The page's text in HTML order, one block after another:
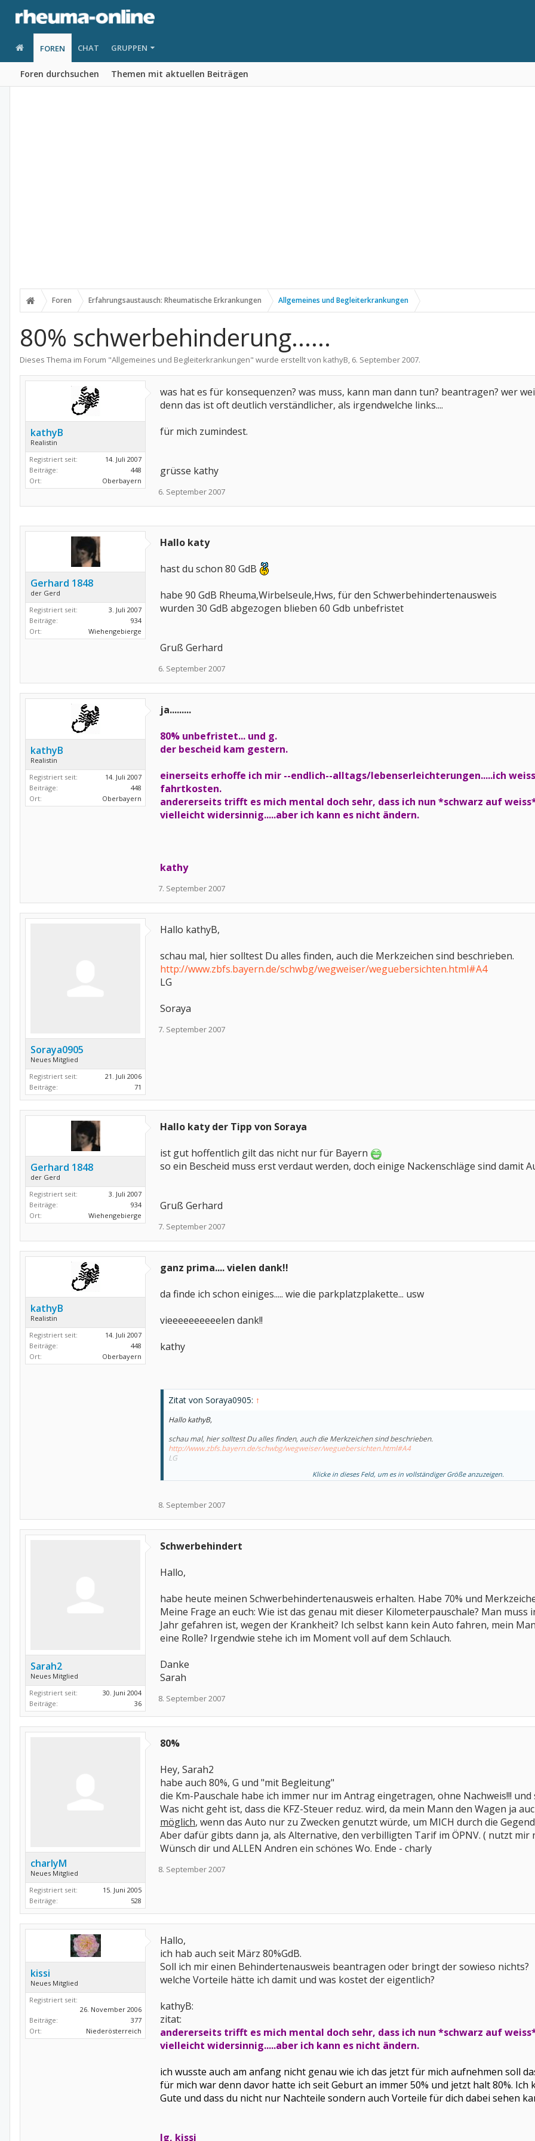
FOREN
Foren durchsuchen Themen mit aktuellen Beiträgen
CHAT GRUPPEN
Foren Erfahrungsaustausch: Rheumatische Erkrankungen Allgemeines und Begleiterkrankungen
80% schwerbehinderung......
Dieses Thema im Forum "Allgemeines und Begleiterkrankungen" wurde erstellt von kathyB, 6. September 2007.
kathyB
Realistin
Registriert seit:
14. Juli 2007
Beiträge:
448
Ort:
Oberbayern
was hat es für konsequenzen? was muss, kann man dann tun? beantragen? wer
denn das ist oft deutlich verständlicher, als irgendwelche links....
für mich zumindest.
grüsse kathy
6. September 2007
Gerhard 1848
der Gerd
Registriert seit:
3. Juli 2007
Beiträge:
934
Ort:
Wiehengebierge
Hallo katy
hast du schon 80 GdB
habe 90 GdB Rheuma,Wirbelseule,Hws, für den Schwerbehindertenausweis
wurden 30 GdB abgezogen blieben 60 Gdb unbefristet
Gruß Gerhard
6. September 2007
kathyB
Realistin
Registriert seit:
14. Juli 2007
Beiträge:
448
Ort:
Oberbayern
ja.........
80% unbefristet... und g.
der bescheid kam gestern.
einerseits erhoffe ich mir --endlich--alltags/lebenserleichterungen.....ich
fahrtkosten.
andererseits trifft es mich mental doch sehr, dass ich nun *schwarz auf weiss*
vielleicht widersinnig.....aber ich kann es nicht ändern.
kathy
7. September 2007
Soraya0905
Neues Mitglied
Registriert seit:
21. Juli 2006
Beiträge:
71
Hallo kathyB,
schau mal, hier solltest Du alles finden, auch die Merkzeichen sind beschrieben.
http://www.zbfs.bayern.de/schwbg/wegweiser/weguebersichten.html#A4
LG
Soraya
7. September 2007
Gerhard 1848
der Gerd
Registriert seit:
3. Juli 2007
Beiträge:
934
Ort:
Wiehengebierge
Hallo katy der Tipp von Soraya
ist gut hoffentlich gilt das nicht nur für Bayern
so ein Bescheid muss erst verdaut werden, doch einige Nackenschläge sind damit
Gruß Gerhard
7. September 2007
kathyB
Realistin
Registriert seit:
14. Juli 2007
Beiträge:
448
Ort:
Oberbayern
ganz prima.... vielen dank!!
da finde ich schon einiges..... wie die parkplatzplakette... usw
vieeeeeeeeeelen dank!!
kathy
Zitat von Soraya0905: ↑
Hallo kathyB,
schau mal, hier solltest Du alles finden, auch die Merkzeichen sind beschrieben.
http://www.zbfs.bayern.de/schwbg/wegweiser/weguebersichten.html#A4
LG
Klicke in dieses Feld, um es in vollständiger Größe anzuzeigen.
8. September 2007
Sarah2
Neues Mitglied
Registriert seit:
30. Juni 2004
Beiträge:
36
Schwerbehindert
Hallo,
habe heute meinen Schwerbehindertenausweis erhalten. Habe 70% und
Meine Frage an euch: Wie ist das genau mit dieser Kilometerpauschale? Man
Jahr gefahren ist, wegen der Krankheit? Ich selbst kann kein Auto fahren, mein
eine Rolle? Irgendwie stehe ich im Moment voll auf dem Schlauch.
Danke
Sarah
8. September 2007
charlyM
Neues Mitglied
Registriert seit:
15. Juni 2005
Beiträge:
528
80%
Hey, Sarah2
habe auch 80%, G und "mit Begleitung"
die Km-Pauschale habe ich immer nur im Antrag eingetragen, ohne Nachweis!!!
Was nicht geht ist, dass die KFZ-Steuer reduz. wird, da mein Mann den Wagen ja
möglich, wenn das Auto nur zu Zwecken genutzt würde, um MICH durch die
Aber dafür gibts dann ja, als Alternative, den verbilligten Tarif im ÖPNV. ( nutzt mir
Wünsch dir und ALLEN Andren ein schönes Wo. Ende - charly
8. September 2007
kissi
Neues Mitglied
Registriert seit:
26. November 2006
Beiträge:
377
Ort:
Niederösterreich
Hallo,
ich hab auch seit März 80%GdB.
Soll ich mir einen Behindertenausweis beantragen oder bringt der sowieso nichts?
welche Vorteile hätte ich damit und was kostet der eigentlich?
kathyB:
zitat:
andererseits trifft es mich mental doch sehr, dass ich nun *schwarz auf weiss*
vielleicht widersinnig.....aber ich kann es nicht ändern.
ich wusste auch am anfang nicht genau wie ich das jetzt für mich aufnehmen soll
für mich war denn davor hatte ich seit Geburt an immer 50% und jetzt halt 80%.
Gute und dass du nicht nur Nachteile sondern auch Vorteile für dich dabei sehen
lg, kissi